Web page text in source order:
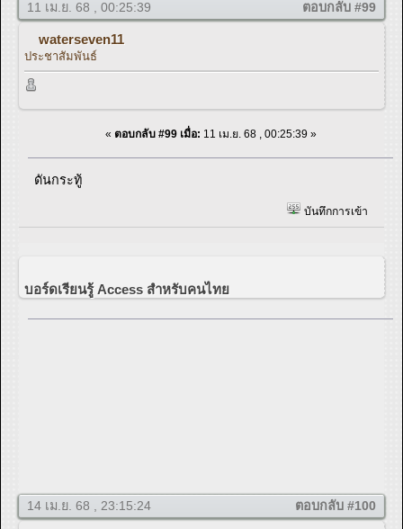
11 เม.ย. 68 , 00:25:39 ตอบกลับ #99
waterseven11
ประชาสัมพันธ์
« ตอบกลับ #99 เมื่อ: 11 เม.ย. 68 , 00:25:39 »
ดันกระทู้
บันทึกการเข้า
บอร์ดเรียนรู้ Access สำหรับคนไทย
14 เม.ย. 68 , 23:15:24 ตอบกลับ #100